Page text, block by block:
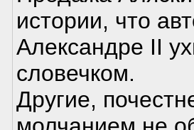
истории, что
Александре II
словечком.
Другие,